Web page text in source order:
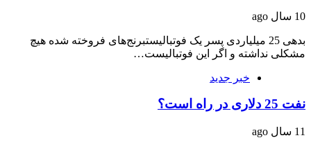
10 سال ago
بدهی 25 میلیاردی پسر یک فوتبالیستبرنج‌های فروخته شده هیچ
مشکلی نداشته و اگر این فوتبالیست…
خبر جدید
نفت 25 دلاری در راه است؟
11 سال ago